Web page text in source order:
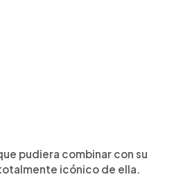
pudiera combinar con su
icónico de ella.